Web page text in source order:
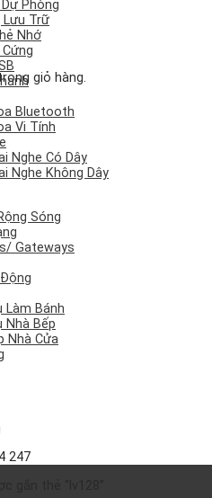
giỏ hàng.
Phòng
Lưu Trữ
Nhớ
Cứng
Bluetooth
Vi Tính
Nghe Có Dây
Nghe Không Dây
Sóng
Gateways
Làm Bánh
Nhà Bếp
Nhà Cửa
247